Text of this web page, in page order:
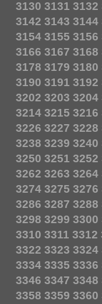
3130 3131 3132
3142 3143 3144
3154 3155 3156
3166 3167 3168
3178 3179 3180
3190 3191 3192
3202 3203 3204
3214 3215 3216
3226 3227 3228
3238 3239 3240
3250 3251 3252
3262 3263 3264
3274 3275 3276
3286 3287 3288
3298 3299 3300
3310 3311 3312
3322 3323 3324
3334 3335 3336
3346 3347 3348
3358 3359 3360